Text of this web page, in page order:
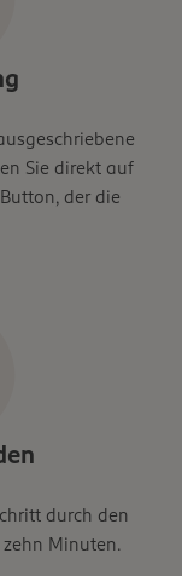
Sie direkt auf
der die
durch den
Minuten.